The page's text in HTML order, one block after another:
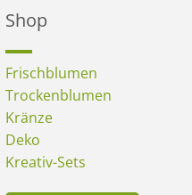
Shop
Frischblumen
Trockenblumen
Kränze
Deko
Kreativ-Sets